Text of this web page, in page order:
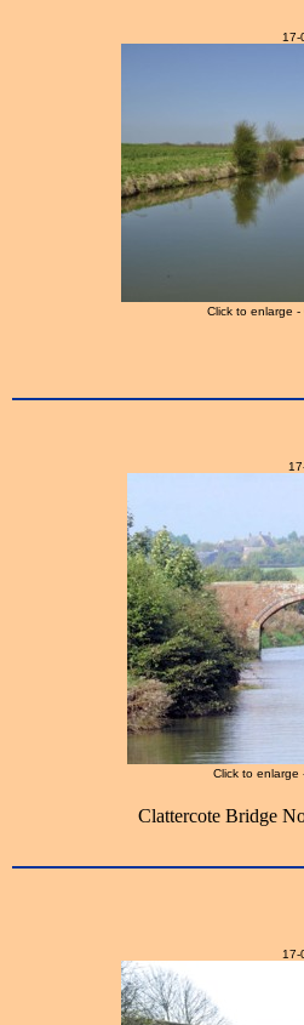
17-
Click to enlarge
Click to enlarge
Clattercote Bridge
17-